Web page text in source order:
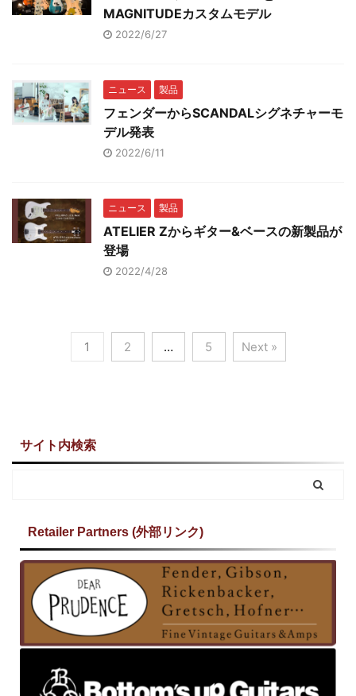
MAGNITUDEカスタムモデル
2022/6/27
ニュース 製品
フェンダーからSCANDALシグネチャーモ
デル発表
2022/6/11
ニュース 製品
ATELIER Zからギター&ベースの新製品が
登場
2022/4/28
1 2 … 5 Next »
サイト内検索
Retailer Partners (外部リンク)